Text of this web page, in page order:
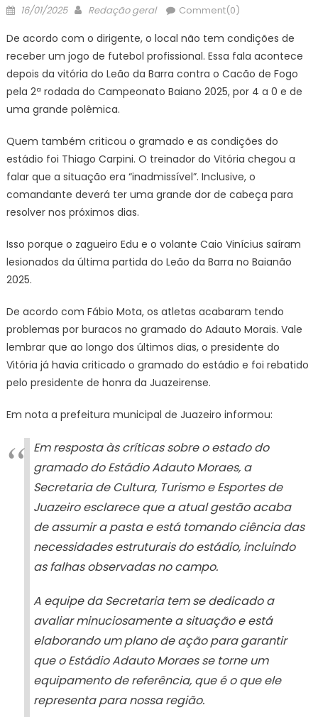
Posted
16/01/2025 Author
Redação geral Comment(0)
De acordo com o dirigente, o local não tem condições de
receber um jogo de futebol profissional. Essa fala acontece
depois da vitória do Leão da Barra contra o Cacão de Fogo
pela 2ª rodada do Campeonato Baiano 2025, por 4 a 0 e de
uma grande polêmica.
Quem também criticou o gramado e as condições do
estádio foi Thiago Carpini. O treinador do Vitória chegou a
falar que a situação era “inadmissível”. Inclusive, o
comandante deverá ter uma grande dor de cabeça para
resolver nos próximos dias.
Isso porque o zagueiro Edu e o volante Caio Vinícius saíram
lesionados da última partida do Leão da Barra no Baianão
2025.
De acordo com Fábio Mota, os atletas acabaram tendo
problemas por buracos no gramado do Adauto Morais. Vale
lembrar que ao longo dos últimos dias, o presidente do
Vitória já havia criticado o gramado do estádio e foi rebatido
pelo presidente de honra da Juazeirense.
Em nota a prefeitura municipal de Juazeiro informou:
Em resposta às críticas sobre o estado do
gramado do Estádio Adauto Moraes, a
Secretaria de Cultura, Turismo e Esportes de
Juazeiro esclarece que a atual gestão acaba
de assumir a pasta e está tomando ciência das
necessidades estruturais do estádio, incluindo
as falhas observadas no campo.
A equipe da Secretaria tem se dedicado a
avaliar minuciosamente a situação e está
elaborando um plano de ação para garantir
que o Estádio Adauto Moraes se torne um
equipamento de referência, que é o que ele
representa para nossa região.